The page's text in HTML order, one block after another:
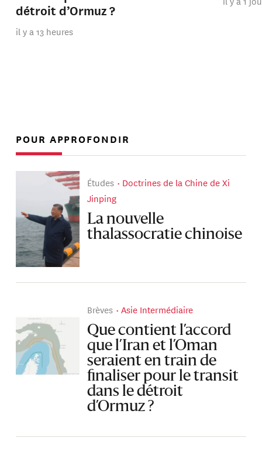
détroit d’Ormuz ?
il y a 13 heures
POUR APPROFONDIR
Études
Doctrines de la Chine de Xi
Jinping
La nouvelle
thalassocratie chinoise
Brèves Asie Intermédiaire
Que contient l’accord
que l’Iran et l’Oman
seraient en train de
finaliser pour le transit
dans le détroit
d’Ormuz ?